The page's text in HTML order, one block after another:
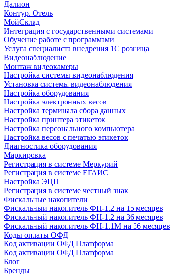
Далион
Контур. Отель
МойСклад
Интеграция с государственными системами
Обучение работе с программами
Услуга специалиста внедрения 1С розница
Видеонаблюдение
Монтаж видеокамеры
Настройка системы видеонаблюдения
Установка системы видеонаблюдения
Настройка оборудования
Настройка электронных весов
Настройка терминала сбора данных
Настройка принтера этикеток
Настройка персонального компьютера
Настройка весов с печатью этикеток
Диагностика оборудования
Маркировка
Регистрация в системе Меркурий
Регистрация в системе ЕГАИС
Настройка ЭЦП
Регистрация в системе честный знак
Фискальные накопители
Фискальный накопитель ФН-1.2 на 15 месяцев
Фискальный накопитель ФН-1.2 на 36 месяцев
Фискальный накопитель ФН-1.1М на 36 месяцев
Коды оплаты ОФД
Код активации ОФД Платформа
Код активации ОФД Платформа
Блог
Бренды